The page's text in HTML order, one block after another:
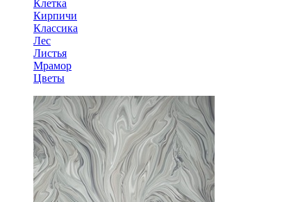
Клетка
Кирпичи
Классика
Лес
Листья
Мрамор
Цветы